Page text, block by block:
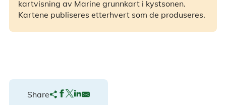
kartvisning av Marine grunnkart i kystsonen.
Kartene publiseres etterhvert som de produseres.
Share